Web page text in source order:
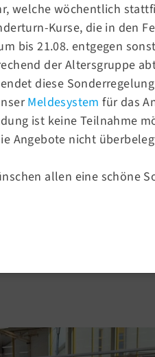
Tolle Erfolge beim Mahlower
von 1858
welche wöchentlich
Kurse, die in den
bis 21.08. entgegen
der Altersgruppe
diese
Meldesystem für das
ist keine Teilnahme
Angebote nicht
allen eine schöne